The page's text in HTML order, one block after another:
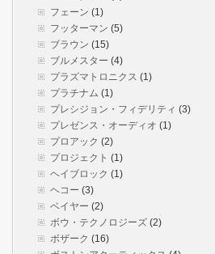
フェーン (1)
フッターマン (5)
ブラウン (15)
ブルメスター (4)
プラズマトロニクス (1)
プラチナム (1)
プレシジョン・フィデリティ (3)
プレゼンス・オーディオ (1)
プロアック (2)
プロジェクト (1)
ヘイブロック (1)
ヘコー (3)
ベイヤー (2)
ボウ・テクノロジーズ (2)
ボザーク (16)